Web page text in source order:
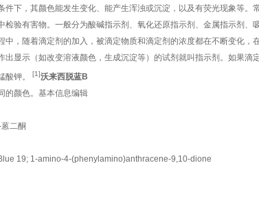
下，其颜色能发生变化、能产生浑浊或沉淀，以及有荧光现象等。
验有害物。一般分为酸碱指示剂、氧化还原指示剂、金属指示剂、
中，随着滴定剂的加入，被滴定物质和滴定剂的浓度都在不断变化，
出显示（如改变溶液颜色，生成沉淀等）的试剂就叫指示剂。如果滴
钾。
[1]沃来西脱蓝B
的颜色。基本信息编辑
二酮
19; 1-amino-4-(phenylamino)anthracene-9,10-dione